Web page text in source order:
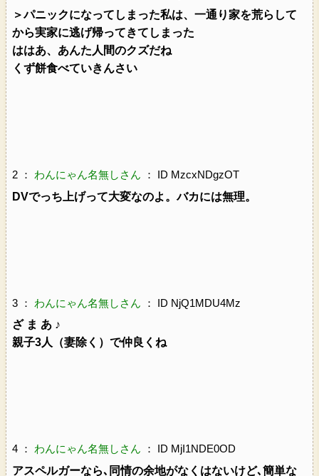
＞パニックになってしまった私は、一通り家を荒らして
から実家に逃げ帰ってきてしまった
ははあ、あんた人間のクズだね
くず餅食べていきんさい
2 ： わんにゃん名無しさん ： ID MzcxNDgzOT
DVでっち上げって大変なのよ。バカには無理。
3 ： わんにゃん名無しさん ： ID NjQ1MDU4Mz
ざ ま あ ♪
親子3人（妻除く）で仲良くね
4 ： わんにゃん名無しさん ： ID MjI1NDE0OD
アスペルガーなら､同情の余地がなくはないけど､簡単な